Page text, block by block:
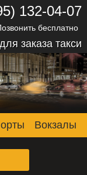
132-04-07
бесплатно
заказа такси
Вокзалы